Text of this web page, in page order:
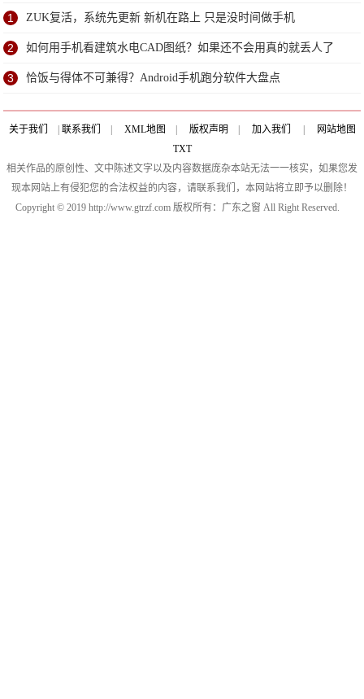
1 ZUK复活，系统先更新 新机在路上 只是没时间做手机
2 如何用手机看建筑水电CAD图纸？如果还不会用真的就丢人了
3 恰饭与得体不可兼得？Android手机跑分软件大盘点
关于我们 联系我们 XML地图 版权声明 加入我们
网站地图
TXT
相关作品的原创性、文中陈述文字以及内容数据庞杂本站无法一一核实，如果您发
现本网站上有侵犯您的合法权益的内容，请联系我们，本网站将立即予以删除！
Copyright © 2019 http://www.gtrzf.com 版权所有：广东之窗 All Right Reserved.